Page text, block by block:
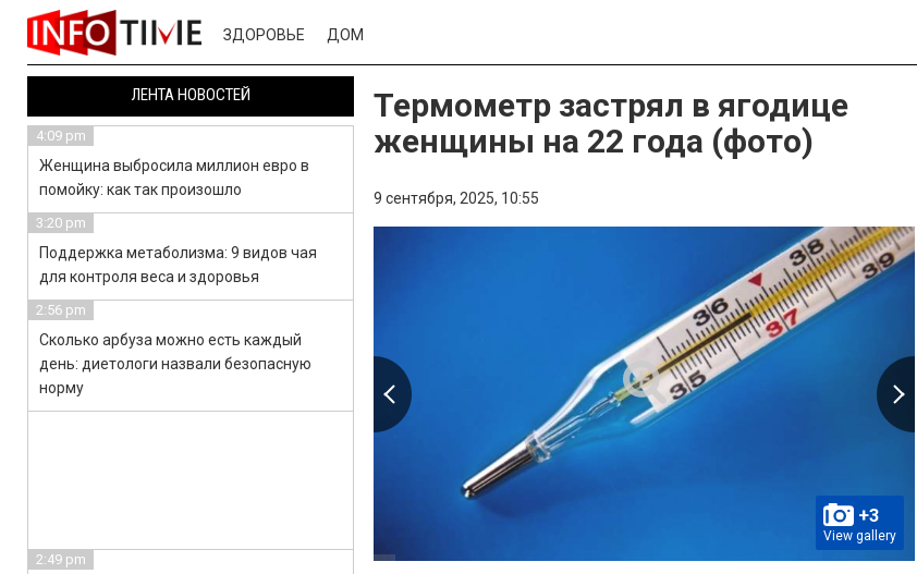
ЗДОРОВЬЕ ДОМ
Термометр застрял в ягодице
женщины на 22 года (фото)
9 сентября, 2025, 10:55
+3
View gallery
ЛЕНТА НОВОСТЕЙ
4:09 pm
Женщина выбросила миллион евро в
помойку: как так произошло
3:20 pm
Поддержка метаболизма: 9 видов чая
для контроля веса и здоровья
2:56 pm
Сколько арбуза можно есть каждый
день: диетологи назвали безопасную
норму
2:49 pm